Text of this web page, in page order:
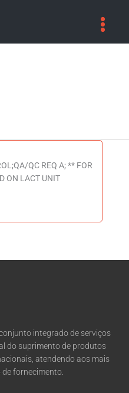
QC REQ A; ** FOR
ON LACT UNIT
integrado de serviços
do suprimento de produtos
atendendo aos mais
de fornecimento.